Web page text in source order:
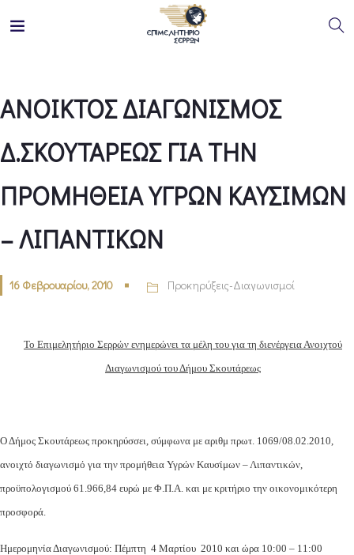
ΑΝΟΙΚΤΟΣ ΔΙΑΓΩΝΙΣΜΟΣ
Δ.ΣΚΟΥΤΑΡΕΩΣ ΓΙΑ ΤΗΝ
ΠΡΟΜΗΘΕΙΑ ΥΓΡΩΝ ΚΑΥΣΙΜΩΝ
– ΛΙΠΑΝΤΙΚΩΝ
16 Φεβρουαρίου, 2010 Προκηρύξεις-Διαγωνισμοί
Το Επιμελητήριο Σερρών ενημερώνει τα μέλη του για τη διενέργεια Ανοιχτού
Διαγωνισμού του Δήμου Σκουτάρεως
Ο Δήμος Σκουτάρεως προκηρύσσει, σύμφωνα με αριθμ πρωτ. 1069/08.02.2010,
ανοιχτό διαγωνισμό για την προμήθεια Υγρών Καυσίμων – Λιπαντικών,
προϋπολογισμού 61.966,84 ευρώ με Φ.Π.Α. και με κριτήριο την οικονομικότερη
προσφορά.
Ημερομηνία Διαγωνισμού: Πέμπτη 4 Μαρτίου 2010 και ώρα 10:00 – 11:00